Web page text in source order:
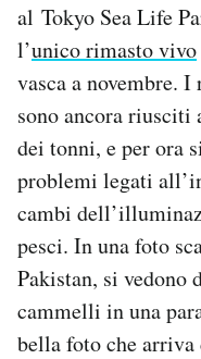
CALENDARIO
AREA PERSONALE
Area Personale
Newsletter
Notifiche mobile
Regala il Post
Hai bisogno di
al Tokyo Sea Life
l’unico rimasto vivo
vasca a novembre.
sono ancora riusciti
dei tonni, e per ora
problemi legati
cambi
pesci. In una foto
Pakistan, si vedono
cammelli in una
bella foto che